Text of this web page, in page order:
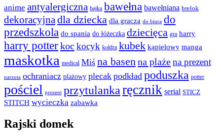
anime antyalergiczna bajka bawełna bawełniana brelok
dekoracyjna dla dziecka dla gracza do biura do
przedszkola do spania do łóżeczka dziecięca gra harry
harry potterkoc kocyk kołdra kubek kąpielowy manga
maskotka medical Miś na basenna plażena prezent
narzuta ochraniacz plażowy plecak podkład poduszka potter
pościel prezent przytulankaręcznik serial STICZ
STITCH wycieczka zabawka
Rajski domek